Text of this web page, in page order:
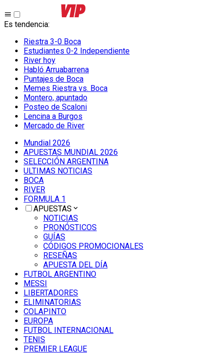
Es tendencia:
Riestra 3-0 Boca
Estudiantes 0-2 Independiente
River hoy
Habló Arruabarrena
Puntajes de Boca
Memes Riestra vs. Boca
Montero, apuntado
Posteo de Scaloni
Lencina a Burgos
Mercado de River
Mundial 2026
APUESTAS MUNDIAL 2026
SELECCIÓN ARGENTINA
ULTIMAS NOTICIAS
BOCA
RIVER
FORMULA 1
APUESTAS
NOTICIAS
PRONÓSTICOS
GUÍAS
CÓDIGOS PROMOCIONALES
RESEÑAS
APUESTA DEL DÍA
FUTBOL ARGENTINO
MESSI
LIBERTADORES
ELIMINATORIAS
COLAPINTO
EUROPA
FUTBOL INTERNACIONAL
TENIS
PREMIER LEAGUE